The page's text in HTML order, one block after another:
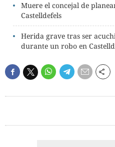
Muere el concejal de
Castelldefels
Herida grave tras ser
durante un robo en